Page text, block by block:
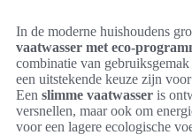
In de moderne huishoudens
vaatwasser met eco-
combinatie van gebruiksgemak
een uitstekende keuze zijn
Een slimme vaatwasser is
versnellen, maar ook om
voor een lagere ecologische